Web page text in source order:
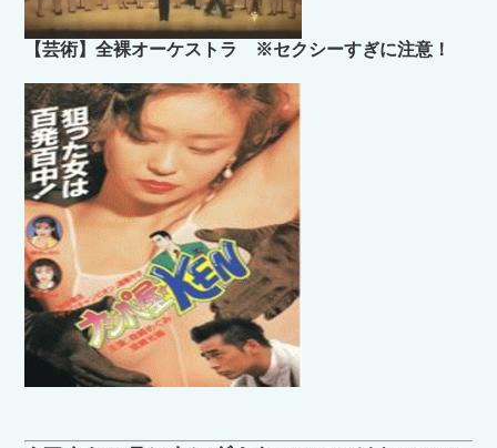
【芸術】全裸オーケストラ ※セクシーすぎに注意！